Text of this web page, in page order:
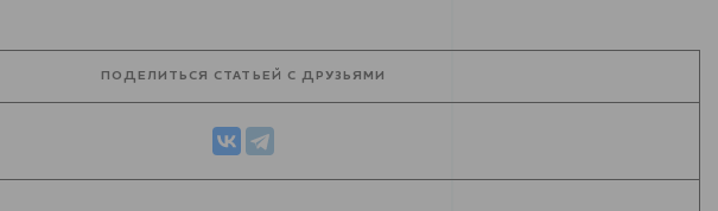
ПОДЕЛИТЬСЯ СТАТЬЕЙ С ДРУЗЬЯМИ